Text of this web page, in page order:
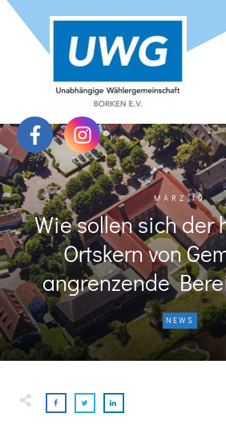
MÄRZ 19
Wie sollen sich der
Ortskern von
angrenzende
NEWS